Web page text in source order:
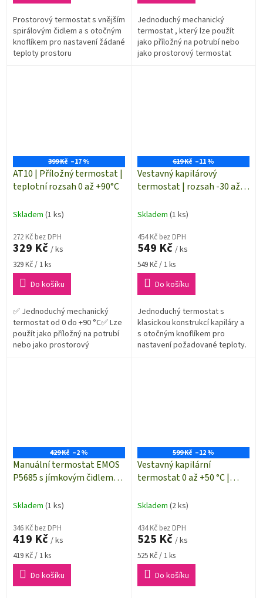
Prostorový termostat s vnějším
spirálovým čidlem a s otočným
knoflíkem pro nastavení žádané
teploty prostoru
Jednoduchý mechanický
termostat , který lze použít
jako příložný na potrubí nebo
jako prostorový termostat
399 Kč –17 %
AT10 | Příložný termostat |
teplotní rozsah 0 až +90°C
Skladem (1 ks)
272 Kč bez DPH
329 Kč / ks
Měrná
cena:
329 Kč / 1 ks
Do košíku
✅ Jednoduchý mechanický
termostat od 0 do +90 °C✅ Lze
použít jako příložný na potrubí
nebo jako prostorový
619 Kč –11 %
Vestavný kapilárový
termostat | rozsah -30 až
Skladem (1 ks)
454 Kč bez DPH
549 Kč / ks
Měrná
cena:
549 Kč / 1 ks
Do košíku
Jednoduchý termostat s
klasickou konstrukcí kapiláry a
s otočným knoflíkem pro
nastavení požadované teploty.
429 Kč –2 %
Manuální termostat EMOS
P5685 s jímkovým čidlem
Skladem (1 ks)
346 Kč bez DPH
419 Kč / ks
Měrná
cena:
419 Kč / 1 ks
Do košíku
599 Kč –12 %
Vestavný kapilární
termostat 0 až +50 °C |
Skladem (2 ks)
434 Kč bez DPH
525 Kč / ks
Měrná
cena:
525 Kč / 1 ks
Do košíku